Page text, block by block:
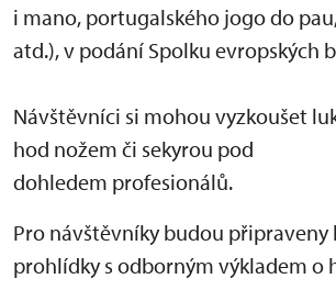
i mano, portugalského jogo do
atd.), v podání Spolku evropských
Návštěvníci si mohou vyzkoušet
hod nožem či sekyrou pod
dohledem profesionálů.
Pro návštěvníky budou
prohlídky s odborným výkladem o